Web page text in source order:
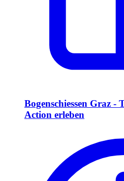
Bogenschiessen Graz -
Action erleben